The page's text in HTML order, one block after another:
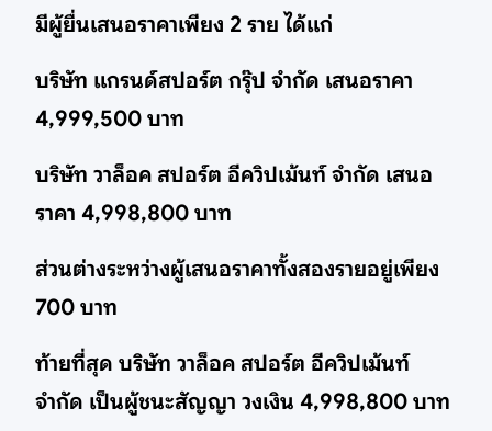
มีผู้ยื่นเสนอราคาเพียง 2 ราย ได้แก่
บริษัท แกรนด์สปอร์ต กรุ๊ป จำกัด เสนอราคา
4,999,500 บาท
บริษัท วาล็อค สปอร์ต อีควิปเม้นท์ จำกัด เสนอ
ราคา 4,998,800 บาท
ส่วนต่างระหว่างผู้เสนอราคาทั้งสองรายอยู่เพียง
700 บาท
ท้ายที่สุด บริษัท วาล็อค สปอร์ต อีควิปเม้นท์
จำกัด เป็นผู้ชนะสัญญา วงเงิน 4,998,800 บาท